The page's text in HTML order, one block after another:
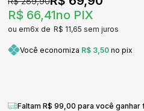
R$ 66,41no PIX
6x R$ 11,65sem juros
Você economiza R$ 3,50 no pix
Faltam R$ 99,00 para você